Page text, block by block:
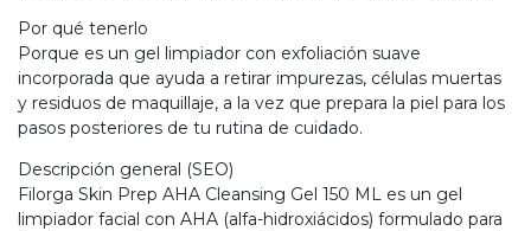
Por qué tenerlo
Porque es un gel limpiador con exfoliación suave
incorporada que ayuda a retirar impurezas, células muertas
y residuos de maquillaje, a la vez que prepara la piel para los
pasos posteriores de tu rutina de cuidado.
Descripción general (SEO)
Filorga Skin Prep AHA Cleansing Gel 150 ML es un gel
limpiador facial con AHA (alfa-hidroxiácidos) formulado para